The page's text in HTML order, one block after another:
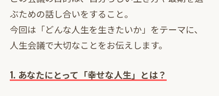
ぶための話し合いをすること。
今回は「どんな人生を生きたいか」をテーマに、
人生会議で大切なことをお伝えします。
1. あなたにとって「幸せな人生」とは？